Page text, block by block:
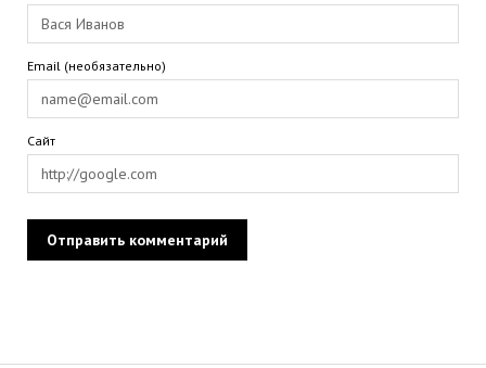
Email (необязательно)
Сайт